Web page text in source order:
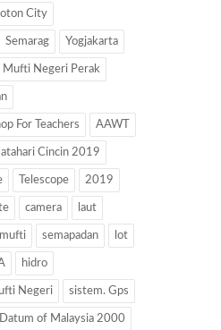
City
Semarag Yogjakarta
Mufti Negeri Perak
For Teachers AAWT
Cincin 2019
Telescope 2019
camera laut
semapadan lot
hidro
Negeri sistem. Gps
of Malaysia 2000